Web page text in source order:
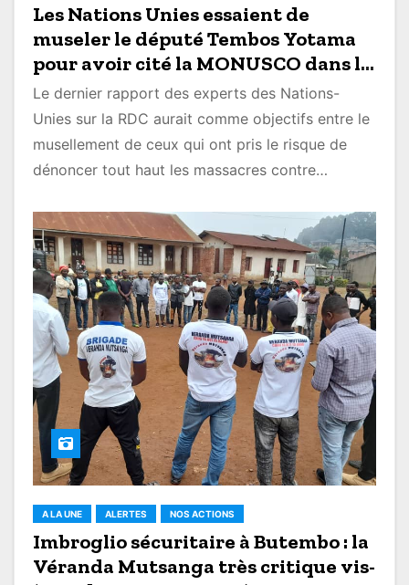
Les Nations Unies essaient de
museler le député Tembos Yotama
pour avoir cité la MONUSCO dans le
dossier des tueries
Le dernier rapport des experts des Nations-
Unies sur la RDC aurait comme objectifs entre le
musellement de ceux qui ont pris le risque de
dénoncer tout haut les massacres contre…
A LA UNE ALERTES NOS ACTIONS
Imbroglio sécuritaire à Butembo : la
Véranda Mutsanga très critique vis-